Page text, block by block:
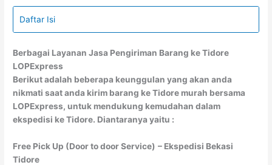
Daftar Isi
Berbagai Layanan Jasa Pengiriman Barang ke Tidore
LOPExpress
Berikut adalah beberapa keunggulan yang akan anda
nikmati saat anda kirim barang ke Tidore murah bersama
LOPExpress, untuk mendukung kemudahan dalam
ekspedisi ke Tidore. Diantaranya yaitu :
Free Pick Up (Door to door Service) – Ekspedisi Bekasi
Tidore